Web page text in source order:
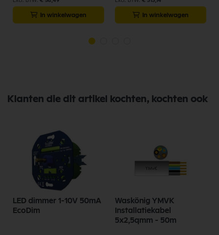
In winkelwagen In winkelwagen
Klanten die dit artikel kochten, kochten ook
LED dimmer 1-10V 50mA
EcoDim
Waskönig YMVK
Installatiekabel
5x2,5qmm - 50m